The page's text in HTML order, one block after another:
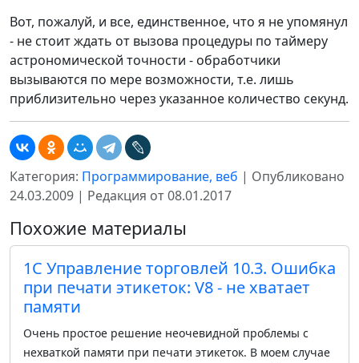
Вот, пожалуй, и все, единственное, что я не упомянул
- не стоит ждать от вызова процедуры по таймеру
астрономической точности - обработчики
вызываются по мере возможности, т.е. лишь
приблизительно через указанное количество секунд.
Категория: Программирование, веб | Опубликовано
24.03.2009 | Редакция от 08.01.2017
Похожие материалы
1С Управление торговлей 10.3. Ошибка
при печати этикеток: V8 - не хватает
памяти
Очень простое решение неочевидной проблемы с
нехваткой памяти при печати этикеток. В моем случае